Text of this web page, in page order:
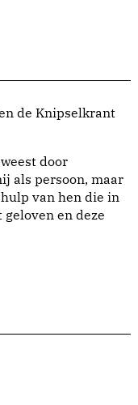
de Knipselkrant
door
als persoon, maar
van hen die in
en deze